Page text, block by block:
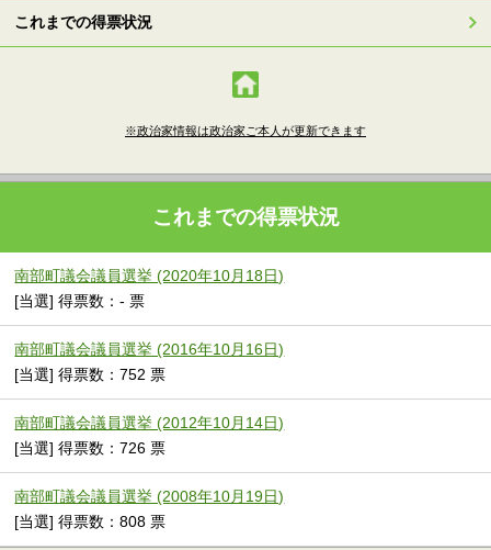
これまでの得票状況
※政治家情報は政治家ご本人が更新できます
これまでの得票状況
南部町議会議員選挙 (2020年10月18日)
[当選] 得票数：- 票
南部町議会議員選挙 (2016年10月16日)
[当選] 得票数：752 票
南部町議会議員選挙 (2012年10月14日)
[当選] 得票数：726 票
南部町議会議員選挙 (2008年10月19日)
[当選] 得票数：808 票